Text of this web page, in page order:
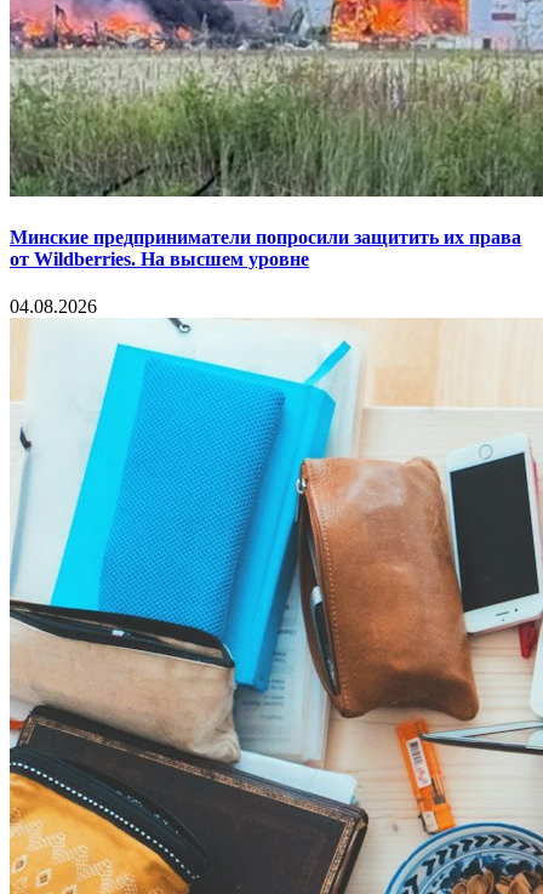
Минские предприниматели попросили защитить их права
от Wildberries. На высшем уровне
04.08.2026